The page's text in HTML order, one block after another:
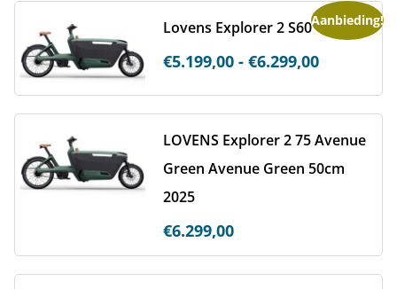
Aanbieding!
Lovens Explorer 2 S60
€5.199,00 - €6.299,00
LOVENS Explorer 2 75 Avenue
Green Avenue Green 50cm
2025
€6.299,00